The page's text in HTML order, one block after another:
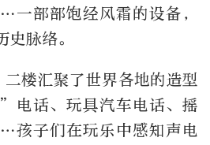
部部饱经风霜的设备，
史脉络。
二楼汇聚了世界各地的造型
话、玩具汽车电话、摇
孩子们在玩乐中感知声电